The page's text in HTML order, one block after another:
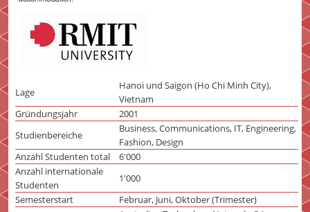
Lage
Hanoi und Saigon (Ho Chi Minh City),
Vietnam
Gründungsjahr
2001
Studienbereiche
Business, Communications, IT, Engineering,
Fashion, Design
Anzahl Studenten total
6'000
Anzahl internationale
Studenten
1'000
Semesterstart
Februar, Juni, Oktober (Trimester)